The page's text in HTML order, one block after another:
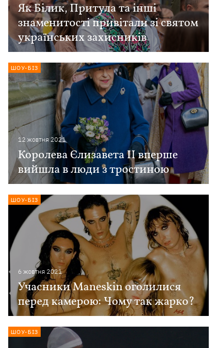
Як Білик, Притула та інші
знаменитості привітали зі святом
українських захисників
12 жовтня 2021
Королева Єлизавета II вперше
вийшла в люди з тростиною
ШОУ-БІЗ
6 жовтня 2021
Учасники Maneskin оголилися
перед камерою: Чому так жарко?
ШОУ-БІЗ
ШОУ-БІЗ